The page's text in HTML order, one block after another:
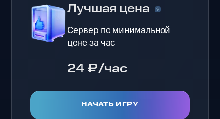
Лучшая цена
Сервер по минимальной
цене за час
24 ₽/час
НАЧАТЬ ИГРУ